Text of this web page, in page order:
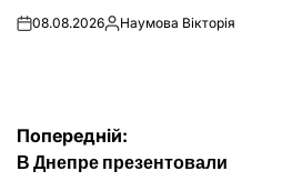
on08.08.2026Опубліковано
Наумова Вікторія
Навігація
Попередній:
В Днепре презентовали